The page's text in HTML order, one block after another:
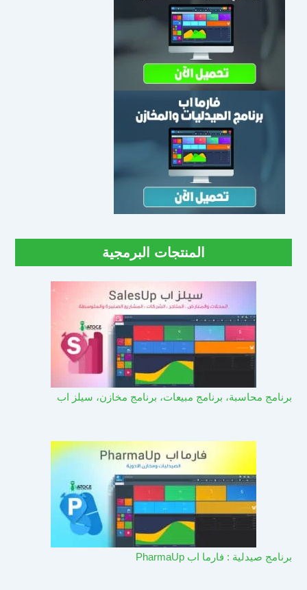
المنتجات البرمجية
برنامج محاسبة، برنامج مبيعات، برنامج مخازن، سيلز اب
برنامج صيدلية : فارما اب PharmaUp​